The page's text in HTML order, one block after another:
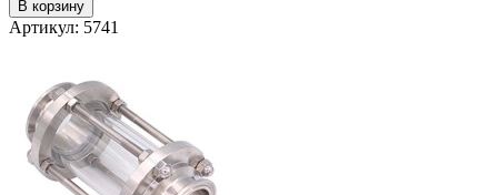
В корзину
Артикул: 5741